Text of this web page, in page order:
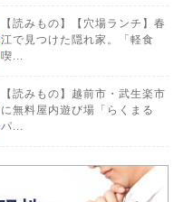
【読みもの】【穴場ランチ】春
江で見つけた隠れ家。「軽食
喫...
【読みもの】越前市・武生楽市
に無料屋内遊び場「らくまる
パ...